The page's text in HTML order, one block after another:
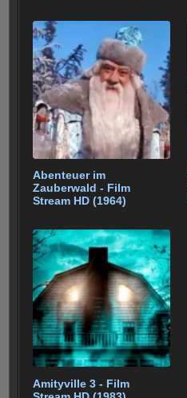
Abenteuer im
Zauberwald - Film
Stream HD (1964)
Amityville 3 - Film